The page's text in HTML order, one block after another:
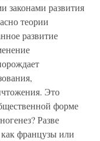
законами развития
теории
развитие
Это
форме
Разве
как французы или